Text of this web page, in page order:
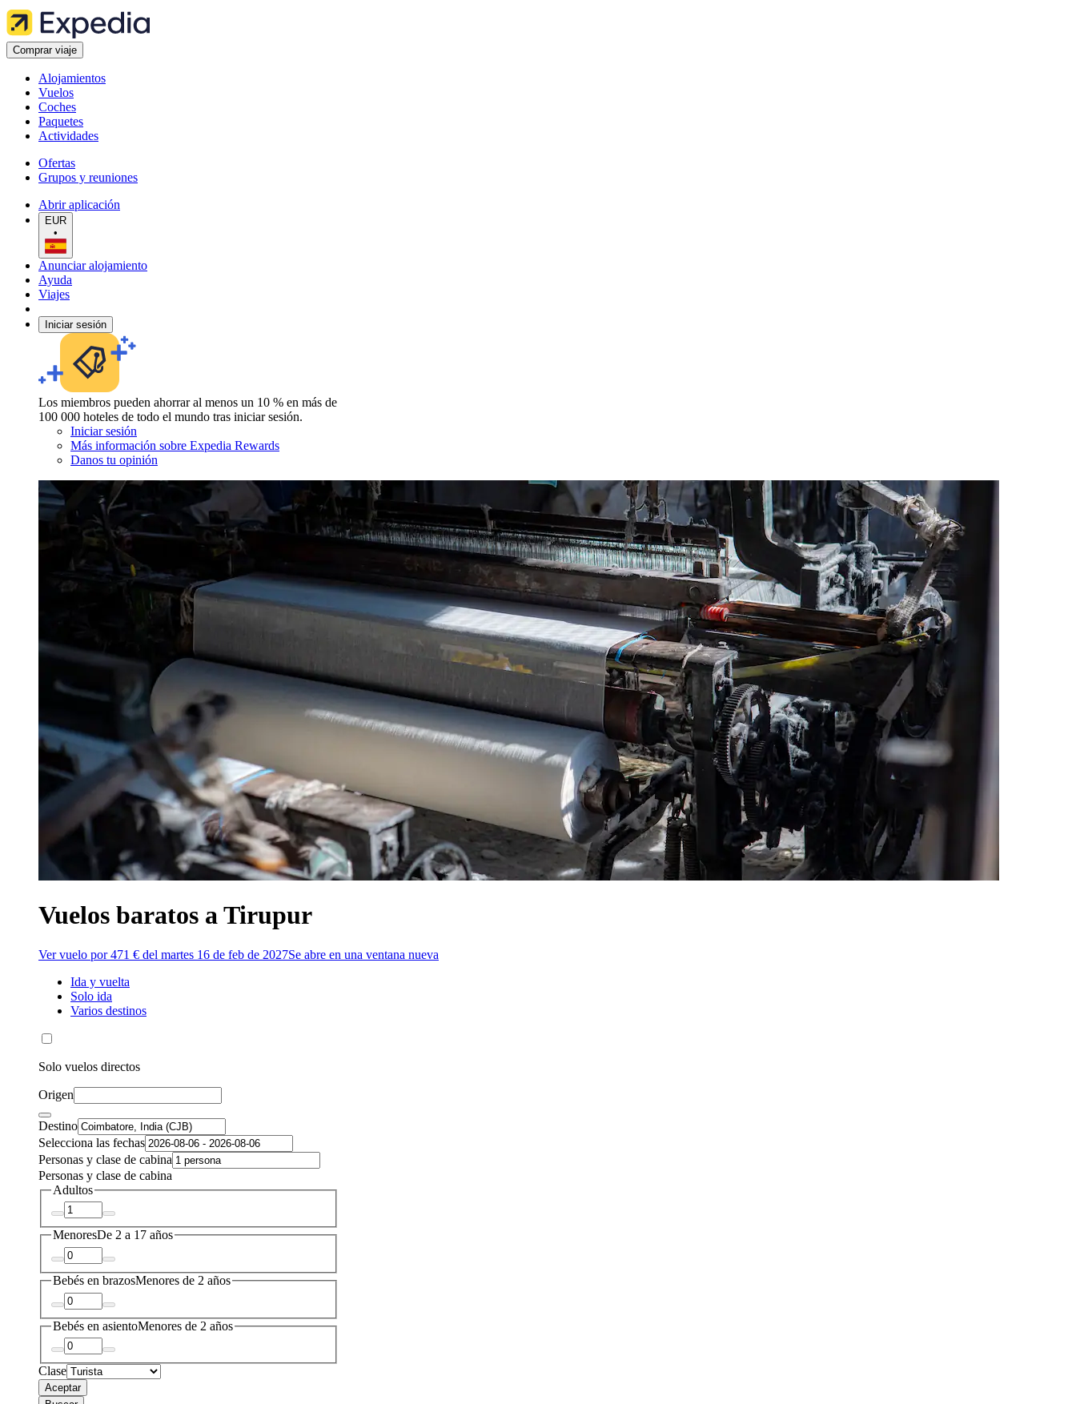
Comprar viaje
Alojamientos
Vuelos
Coches
Paquetes
Actividades
Ofertas
Grupos y reuniones
Abrir aplicación
EUR
•
Anunciar alojamiento
Ayuda
Viajes
Iniciar sesión
Los miembros pueden ahorrar al menos un 10 % en más de
100 000 hoteles de todo el mundo tras iniciar sesión.
Iniciar sesión
Más información sobre Expedia Rewards
Danos tu opinión
Vuelos baratos a Tirupur
Ver vuelo por 471 € del martes 16 de feb de 2027Se abre en una ventana nueva
Ida y vuelta
Solo ida
Varios destinos
Solo vuelos directos
Origen
Destino
Selecciona las fechas
Personas y clase de cabina
Personas y clase de cabina
Adultos
MenoresDe 2 a 17 años
Bebés en brazosMenores de 2 años
Bebés en asientoMenores de 2 años
Clase
Aceptar